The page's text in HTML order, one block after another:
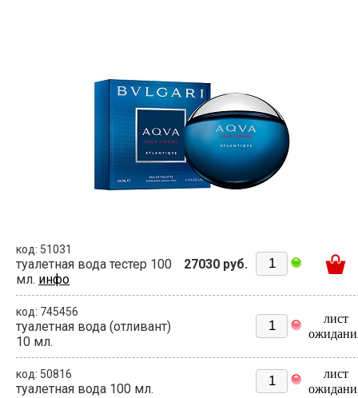
код: 51031
туалетная вода тестер 100
мл. инфо
27030 руб.
код: 745456
туалетная вода (отливант)
10 мл.
лист
код: 50816
туалетная вода 100 мл.
лист